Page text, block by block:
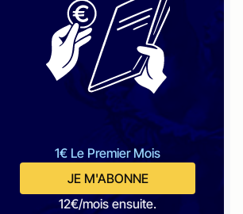
1€ Le Premier Mois
JE M'ABONNE
12€/mois ensuite.